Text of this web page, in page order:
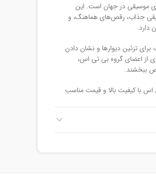
موسیقی در جهان است. این
جذاب، رقص‌های هماهنگ، و
دارد.
تزئین دیوارها و نشان دادن
از اعضای گروه بی تی اس،
ببخشند.
با کیفیت بالا و قیمت مناسب